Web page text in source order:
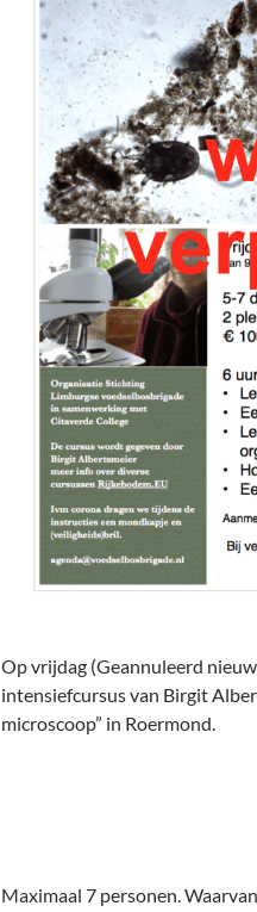
Op vrijdag (Geannuleerd
intensiefcursus van Birgit
microscoop” in Roermond.
Maximaal 7 personen.